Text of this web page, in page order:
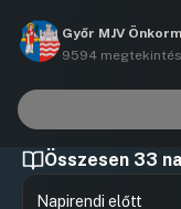
Győr MJV
9594 megtekintés
Összesen 33
Napirendi előtt